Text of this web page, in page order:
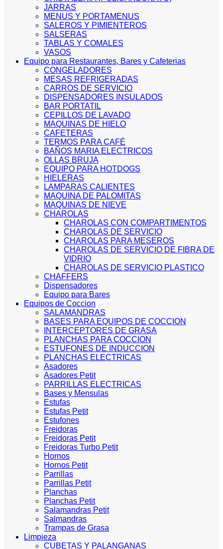
JARRAS
MENUS Y PORTAMENUS
SALEROS Y PIMIENTEROS
SALSERAS
TABLAS Y COMALES
VASOS
Equipo para Restaurantes, Bares y Cafeterias
CONGELADORES
MESAS REFRIGERADAS
CARROS DE SERVICIO
DISPENSADORES INSULADOS
BAR PORTATIL
CEPILLOS DE LAVADO
MAQUINAS DE HIELO
CAFETERAS
TERMOS PARA CAFÉ
BAÑOS MARIA ELECTRICOS
OLLAS BRUJA
EQUIPO PARA HOTDOGS
HIELERAS
LAMPARAS CALIENTES
MAQUINA DE PALOMITAS
MAQUINAS DE NIEVE
CHAROLAS
CHAROLAS CON COMPARTIMENTOS
CHAROLAS DE SERVICIO
CHAROLAS PARA MESEROS
CHAROLAS DE SERVICIO DE FIBRA DE
VIDRIO
CHAROLAS DE SERVICIO PLASTICO
CHAFFERS
Dispensadores
Equipo para Bares
Equipos de Coccion
SALAMANDRAS
BASES PARA EQUIPOS DE COCCION
INTERCEPTORES DE GRASA
PLANCHAS PARA COCCION
ESTUFONES DE INDUCCION
PLANCHAS ELECTRICAS
Asadores
Asadores Petit
PARRILLAS ELECTRICAS
Bases y Mensulas
Estufas
Estufas Petit
Estufones
Freidoras
Freidoras Petit
Freidoras Turbo Petit
Hornos
Hornos Petit
Parrillas
Parrillas Petit
Planchas
Planchas Petit
Salamandras Petit
Salmandras
Trampas de Grasa
Limpieza
CUBETAS Y PALANGANAS